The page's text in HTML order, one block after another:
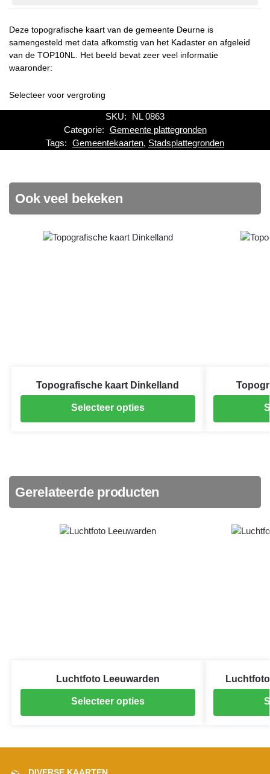
Deze topografische kaart van de gemeente Deurne is
samengesteld met data afkomstig van het Kadaster en afgeleid
van de TOP10NL. Het beeld bevat zeer veel informatie
waaronder:
Selecteer voor vergroting
SKU:
NL 0863
Categorie: Gemeente plattegronden
Tags: Gemeentekaarten, Stadsplattegronden
Ook veel bekeken
Topografische kaart Dinkelland
Selecteer opties
Gerelateerde producten
Luchtfoto Leeuwarden
Selecteer opties